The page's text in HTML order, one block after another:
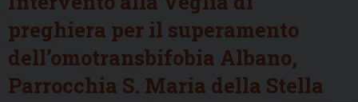
preghiera per il superamento
dell’omotransbifobia Albano,
Parrocchia S. Maria della Stella